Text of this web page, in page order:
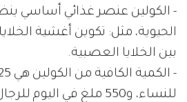
- الكولين عنصر غذائي أساسي
الحيوية، مثل: تكوين أغشية
بين الخلايا العصبية.
للنساء، و550 ملغ في